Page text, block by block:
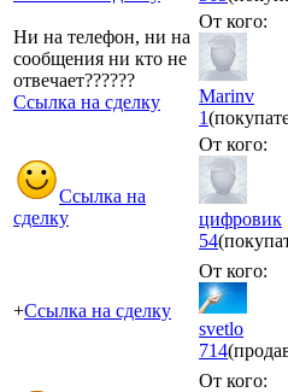
Ни на телефон, ни на
сообщения ни кто не
отвечает??????
Ссылка на сделку
От кого:
Marinv
1
Ссылка на
сделку
От кого:
цифровик
54
+Ссылка на сделку
От кого:
svetlo
714
От кого: